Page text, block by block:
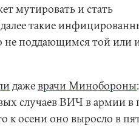
мутировать и стать
такие
не поддающимся той или
дажеврачи Минобороны
случаев ВИЧ в армии в
к осени оно выросло в